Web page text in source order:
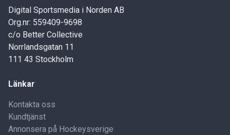
Digital Sportsmedia i Norden AB
Org.nr: 559409-9698
c/o Better Collective
Norrlandsgatan 11
111 43 Stockholm
Länkar
Kontakta oss
Kundtjänst
Annonsera på Hockeysverige